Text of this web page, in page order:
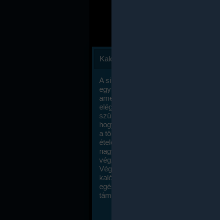
Kalóriaszámlálás
A sikeres fogyás titka valójában igen
egyszerű: égess több energiát, mint
amennyit beviszel. Természetesen
elég nagy fegyelemre és akaraterőre
szükség, de meglepődve fogod
hogy a kalóriaszámolás mennyire
a többi diétához képest. Itt nincsenek
ételek és a megengedett kalóriabevitelt
nagymértékben növelheted ha
végzel.
Végül, de nem utolsó sorban, a
kalóriaszámolás módszerét a legtöbb
egészségügyi szakorvos ajánlja és
támogatja.